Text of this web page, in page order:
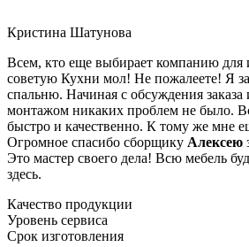
Кристина Шатунова
Всем, кто еще выбирает компанию для
советую Кухни мол! Не пожалеете! Я
спальню. Начиная с обсуждения заказа
монтажом никаких проблем не было.
быстро и качественно. К тому же мне
Огромное спасибо сборщику Алексею
Это мастер своего дела! Всю мебель
здесь.
Качество продукции
Уровень сервиса
Срок изготовления